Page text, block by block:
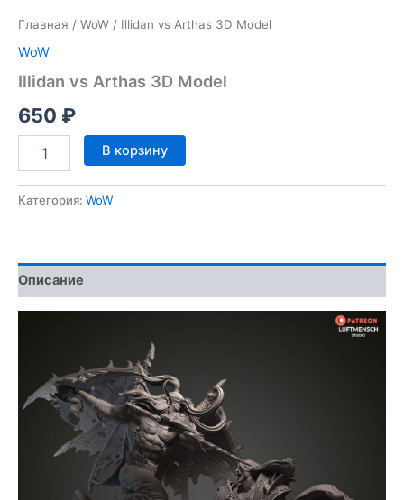
Главная / WoW / Illidan vs Arthas 3D Model
WoW
Illidan vs Arthas 3D Model
650 ₽
Количество
товара
vs
В корзину
Категория: WoW
Описание